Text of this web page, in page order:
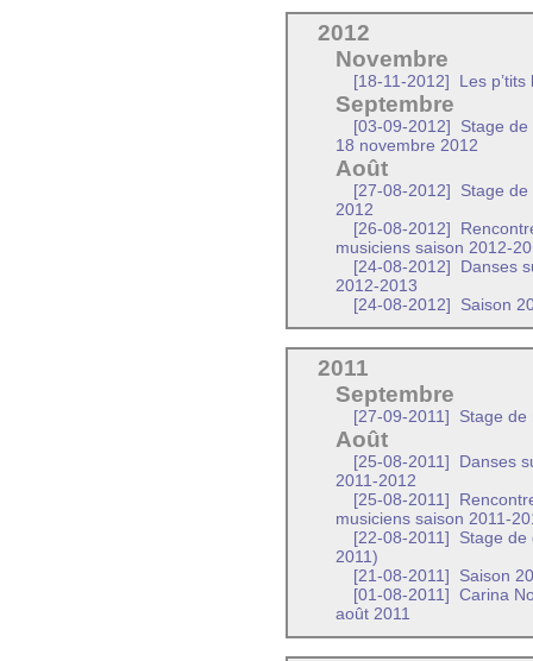
2012
Novembre
[18-11-2012] Les
Septembre
[03-09-2012]
Stage
18 novembre 2012
Août
[27-08-2012]
Stage
2012
[26-08-2012]
musiciens saison 2012-
[24-08-2012]
Danses
2012-2013
[24-08-2012]
Saison
2011
Septembre
[27-09-2011] Stage de
Août
[25-08-2011]
Danses
2011-2012
[25-08-2011]
musiciens saison 2011-
[22-08-2011]
Stage de
2011)
[21-08-2011]
Saison
[01-08-2011]
Carina
août 2011